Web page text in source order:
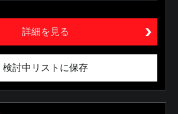
詳細を見る
検討中リストに保存